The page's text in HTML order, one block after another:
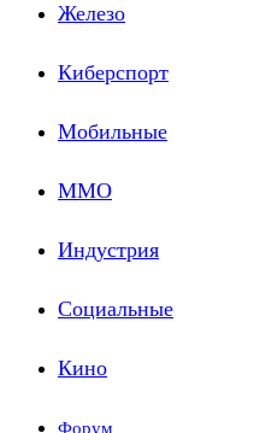
Железо
Киберспорт
Мобильные
ММО
Индустрия
Социальные
Кино
Форум